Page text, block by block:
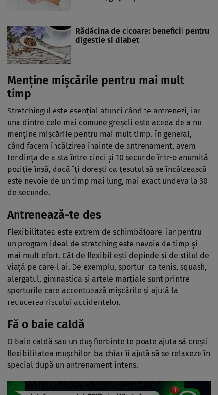
Rădăcina de cicoare: beneficii pentru
digestie şi diabet
Menţine mişcările pentru mai mult
timp
Stretchingul este esenţial atunci când te antrenezi, iar
una dintre cele mai comune greşeli este aceea de a nu
menţine mişcările pentru mai mult timp. În general,
când facem încălzirea înainte de antrenament, avem
tendinţa de a sta între cinci şi 10 secunde într-o anumită
poziţie însă, dacă îţi doreşti ca ţesutul să se încălzească
este nevoie de un timp mai lung, mai exact undeva la 30
de secunde.
Antrenează-te des
Flexibilitatea este extrem de schimbătoare, iar pentru
un program ideal de stretching este nevoie de timp şi
mai mult efort. Cât de flexibil eşti depinde şi de stilul de
viaţă pe care-l ai. De exemplu, sporturi ca tenis, squash,
alergatul, gimnastica şi artele marţiale sunt printre
sporturile care accentuează mişcările şi ajută la
reducerea riscului accidentelor.
Fă o baie caldă
O baie caldă sau un duş fierbinte te poate ajuta să creşti
flexibilitatea muşchilor, ba chiar îi ajută să se relaxeze în
special după un antrenament intens.